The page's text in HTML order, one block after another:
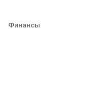
Финансы